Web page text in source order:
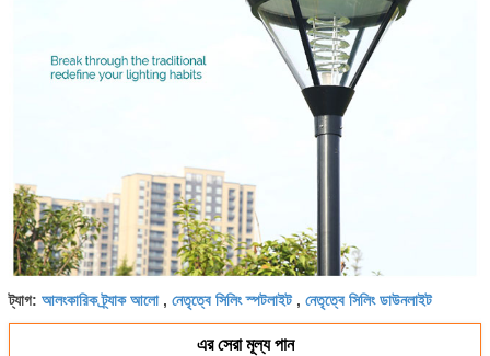
ট্যাগ: আলংকারিক ট্র্যাক আলো, নেতৃত্বে সিলিং স্পটলাইট, নেতৃত্বে সিলিং ডাউনলাইট
এর সেরা মূল্য পান